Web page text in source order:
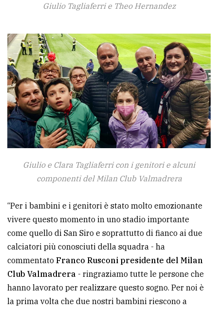
Giulio Tagliaferri e Theo Hernandez
Giulio e Clara Tagliaferri con i genitori e alcuni
componenti del Milan Club Valmadrera
“Per i bambini e i genitori è stato molto emozionante
vivere questo momento in uno stadio importante
come quello di San Siro e soprattutto di fianco ai due
calciatori più conosciuti della squadra - ha
commentato Franco Rusconi presidente del Milan
Club Valmadrera - ringraziamo tutte le persone che
hanno lavorato per realizzare questo sogno. Per noi è
la prima volta che due nostri bambini riescono a